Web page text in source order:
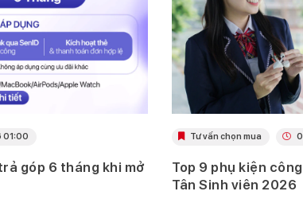
01:00
góp 6 tháng khi mở
Tư vấn chọn mua
Top 9 phụ kiện
Tân Sinh viên 2026